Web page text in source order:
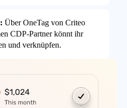
Über OneTag von Criteo
CDP-Partner könnt ihr
und verknüpfen.